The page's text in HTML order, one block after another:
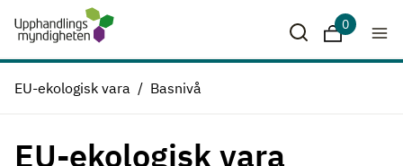
Hoppa till huvudinnehåll
Sparade
0
EU-ekologisk vara Basnivå
EU-ekologisk vara